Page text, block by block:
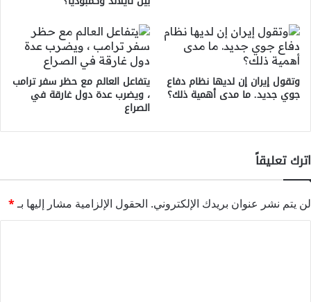
وتقول إيران إن لديها نظام دفاع
جوي جديد. ما مدى أهمية ذلك؟
يتفاعل العالم مع حظر سفر ترامب
، ويضرب عدة دول غارقة في
الصراع
اترك تعليقاً
لن يتم نشر عنوان بريدك الإلكتروني. الحقول الإلزامية مشار إليها بـ*